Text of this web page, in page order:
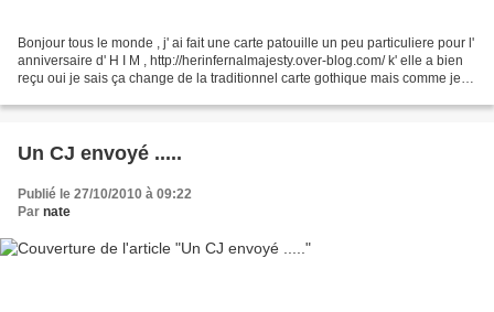
Bonjour tous le monde , j' ai fait une carte patouille un peu particuliere pour l'
anniversaire d' H I M , http://herinfernalmajesty.over-blog.com/ k' elle a bien
reçu oui je sais ça change de la traditionnel carte gothique mais comme je te
Un CJ envoyé .....
Publié le 27/10/2010 à 09:22
Par nate